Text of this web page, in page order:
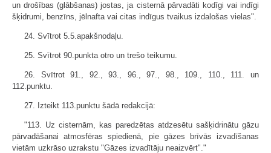
un drošības (glābšanas) jostas, ja cisternā pārvadāti kodīgi vai indīgi
šķidrumi, benzīns, jēlnafta vai citas indīgus tvaikus izdalošas vielas".
24. Svītrot 5.5.apakšnodaļu.
25. Svītrot 90.punkta otro un trešo teikumu.
26. Svītrot 91., 92., 93., 96., 97., 98., 109., 110., 111. un
112.punktu.
27. Izteikt 113.punktu šādā redakcijā:
"113. Uz cisternām, kas paredzētas atdzesētu sašķidrinātu gāzu
pārvadāšanai atmosfēras spiedienā, pie gāzes brīvās izvadīšanas
vietām uzkrāso uzrakstu "Gāzes izvadītāju neaizvērt"."